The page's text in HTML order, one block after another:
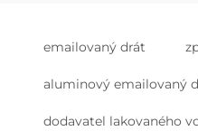
emailovaný drát
aluminový emailovaný
dodavatel lakovaného